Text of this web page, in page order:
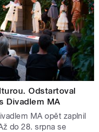
Odstartoval
Divadlem MA
MA opět zaplnil
do 28. srpna se